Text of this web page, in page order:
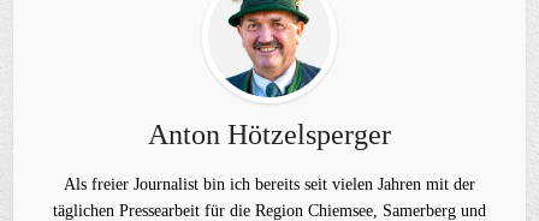
Anton Hötzelsperger
Als freier Journalist bin ich bereits seit vielen Jahren mit der
täglichen Pressearbeit für die Region Chiemsee, Samerberg und